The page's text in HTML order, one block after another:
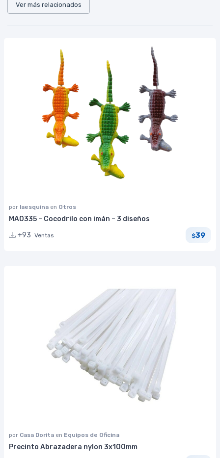
Ver más relacionados
por laesquina en Otros
MA0335 – Cocodrilo con imán – 3 diseños
+93 Ventas $39
por Casa Dorita en Equipos de Oficina
Precinto Abrazadera nylon 3x100mm